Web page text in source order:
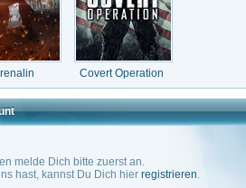
Covert Operation
melde Dich bitte zuerst an.
hast, kannst Du Dich hier registrieren.